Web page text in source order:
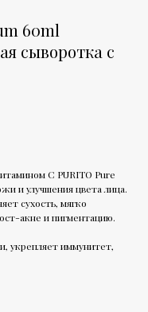
60ml
сыворотка с
С PURITO Pure
и улучшения цвета лица.
сухость, мягко
акне и пигментацию.
укрепляет иммунитет,